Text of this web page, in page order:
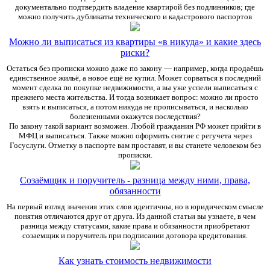
документально подтвердить владение квартирой без подлинников; где
можно получить дубликаты технического и кадастрового паспортов
Можно ли выписаться из квартиры «в никуда» и какие здесь
риски?
Остаться без прописки можно даже по закону — например, когда продаёшь
единственное жильё, а новое ещё не купил. Может сорваться в последний
момент сделка по покупке недвижимости, а вы уже успели выписаться с
прежнего места жительства. И тогда возникает вопрос: можно ли просто
взять и выписаться, а потом никуда не прописываться, и насколько
болезненными окажутся последствия?
По закону такой вариант возможен. Любой гражданин РФ может прийти в
МФЦ и выписаться. Также можно оформить снятие с регучета через
Госуслуги. Отметку в паспорте вам проставят, и вы станете человеком без
прописки.
Созаёмщик и поручитель - разница между ними, права,
обязанности
На первый взгляд значения этих слов идентичны, но в юридическом смысле
понятия отличаются друг от друга. Из данной статьи вы узнаете, в чем
разница между статусами, какие права и обязанности приобретают
созаемщик и поручитель при подписании договора кредитования.
Как узнать стоимость недвижимости